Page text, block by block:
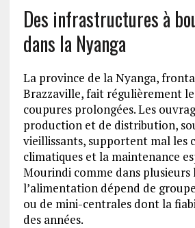
Des infrastructures à
dans la Nyanga
La province de la Nyanga,
Brazzaville, fait régulièrement
coupures prolongées. Les
production et de distribution,
vieillissants, supportent mal les
climatiques et la maintenance
Mourindi comme dans plusieurs
l’alimentation dépend de
ou de mini-centrales dont la
des années.